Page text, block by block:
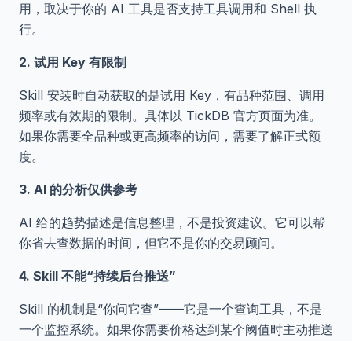
用，取决于你的 AI 工具是否支持工具调用和 Shell 执
行。
2. 试用 Key 有限制
Skill 安装时自动获取的是试用 Key，有品种范围、调用
频率或有效期的限制。具体以 TickDB 官方页面为准。
如果你需要全品种或更高频率的访问，需要了解正式额
度。
3. AI 的分析仅供参考
AI 给的趋势描述是信息整理，不是投资建议。它可以帮
你省去查数据的时间，但它不是你的交易顾问。
4. Skill 不能“持续后台推送”
Skill 的机制是“你问它查”——它是一个查询工具，不是
一个监控系统。如果你需要价格达到某个阈值时主动推送